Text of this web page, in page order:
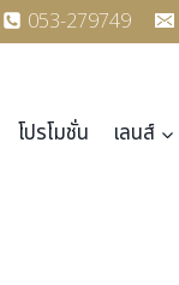
053-279749
โปรโมชั่น เลนส์